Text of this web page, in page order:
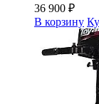
36 900 ₽
В корзину